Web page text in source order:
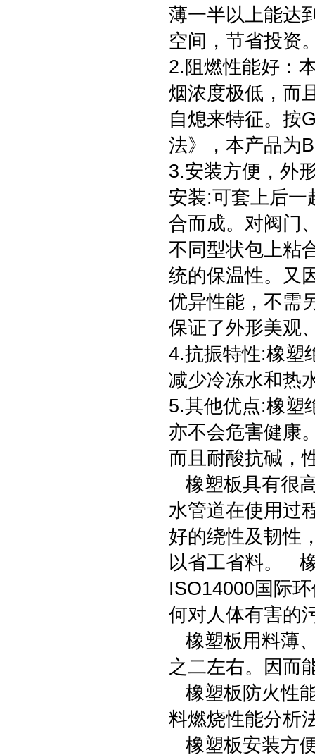
薄一半以上能达
空间，节省投资
2.阻燃性能好：
烟浓度极低，而
自熄来特征。按
法》，本产品为
3.安装方便，外
安装:可套上后一
合而成。对阀门
不同型状包上粘
统的保温性。又
优异性能，不需
保证了外形美观
4.抗振特性:橡塑
减少冷冻水和热
5.其他优点:橡塑
亦不会危害健康
而且耐酸抗碱，
橡塑板具有很
水管道在使用过
好的绕性及韧性
以省工省料。
ISO14000国际
何对人体有害的
橡塑板用料薄
之二左右。因而
橡塑板防火性
料燃烧性能分析
橡塑板安装方